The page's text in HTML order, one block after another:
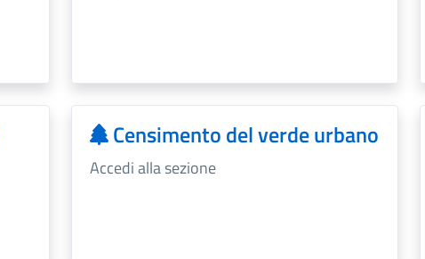
Censimento del verde urbano
Accedi alla sezione